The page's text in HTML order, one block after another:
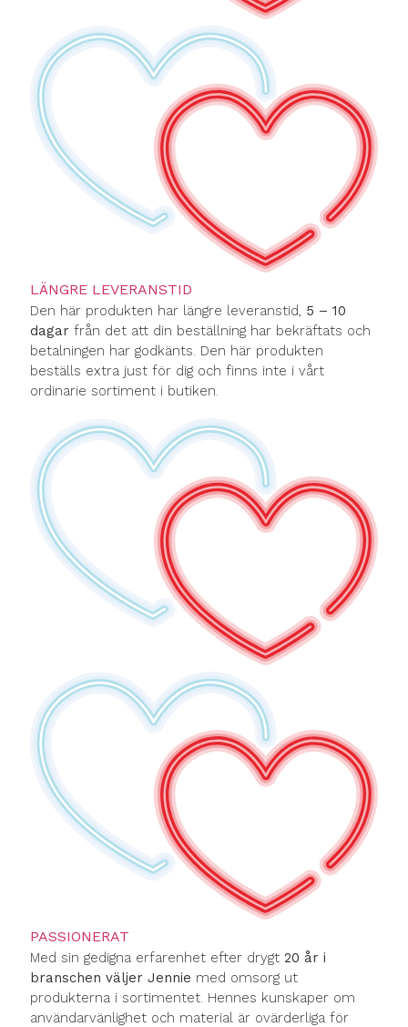
LÄNGRE LEVERANSTID
Den här produkten har längre leveranstid, 5 – 10
dagar från det att din beställning har bekräftats och
betalningen har godkänts. Den här produkten
beställs extra just för dig och finns inte i vårt
ordinarie sortiment i butiken.
PASSIONERAT
Med sin gedigna erfarenhet efter drygt 20 år i
branschen väljer Jennie med omsorg ut
produkterna i sortimentet. Hennes kunskaper om
användarvänlighet och material är ovärderliga för